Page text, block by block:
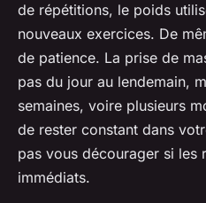
de répétitions, le poids
nouveaux exercices. De
de patience. La prise de
pas du jour au lendemain,
semaines, voire plusieurs
de rester constant dans
pas vous décourager si les
immédiats.